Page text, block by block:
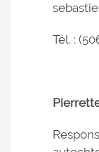
Tél. :